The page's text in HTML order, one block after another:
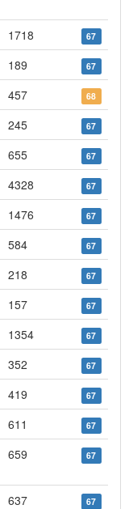
1718 67
189 67
457 68
245 67
655 67
4328 67
1476 67
584 67
218 67
157 67
1354 67
352 67
419 67
611 67
659 67
637 67